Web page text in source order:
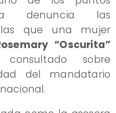
denuncia las
las que una mujer
“Oscurita”
sobre
del mandatario